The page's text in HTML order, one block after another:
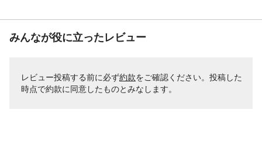
みんなが役に立ったレビュー
レビュー投稿する前に必ず約款をご確認ください。投稿した
時点で約款に同意したものとみなします。